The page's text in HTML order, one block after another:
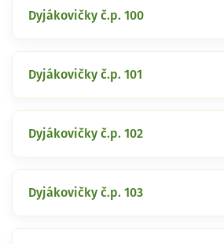
Dyjákovičky č.p. 100
Dyjákovičky č.p. 101
Dyjákovičky č.p. 102
Dyjákovičky č.p. 103